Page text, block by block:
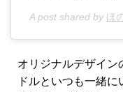
A post shared by ほ
オリジナルデザイン
ドルといつも一緒